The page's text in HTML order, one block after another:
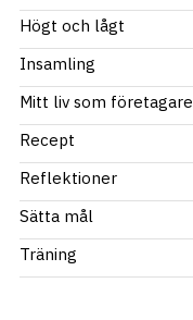
Högt och lågt
Insamling
Mitt liv som företagare
Recept
Reflektioner
Sätta mål
Träning